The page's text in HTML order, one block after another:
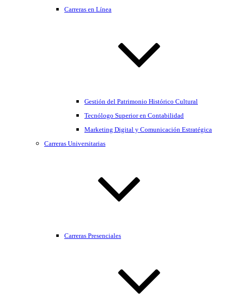
Carreras en Línea
Gestión del Patrimonio Histórico Cultural
Tecnólogo Superior en Contabilidad
Marketing Digital y Comunicación Estratégica
Carreras Universitarias
Carreras Presenciales